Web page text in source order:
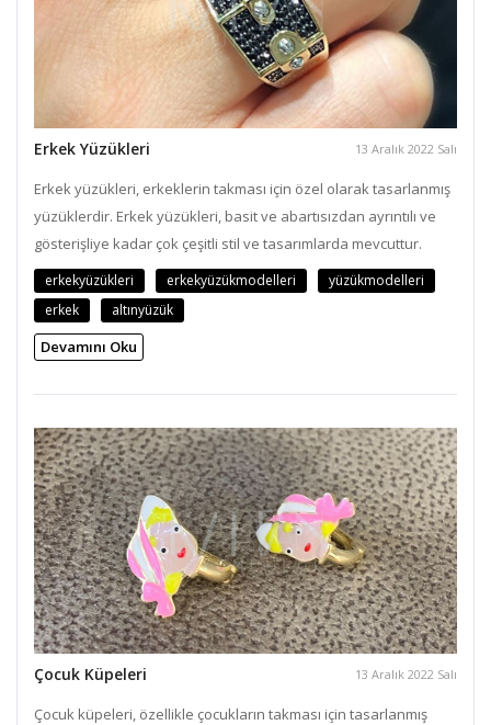
Erkek Yüzükleri 13 Aralık 2022 Salı
Erkek yüzükleri, erkeklerin takması için özel olarak tasarlanmış
yüzüklerdir. Erkek yüzükleri, basit ve abartısızdan ayrıntılı ve
gösterişliye kadar çok çeşitli stil ve tasarımlarda mevcuttur.
erkekyüzükleri erkekyüzükmodelleri
yüzükmodelleri
erkek
altınyüzük
Devamını Oku
Çocuk Küpeleri 13 Aralık 2022 Salı
Çocuk küpeleri, özellikle çocukların takması için tasarlanmış